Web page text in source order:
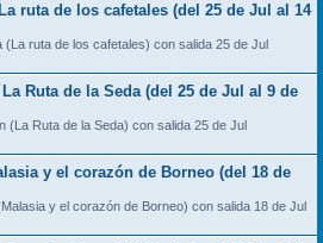
ruta de los cafetales (del 25 de Jul al 14
(La ruta de los cafetales) con salida 25 de Jul
Ruta de la Seda (del 25 de Jul al 9 de
(La Ruta de la Seda) con salida 25 de Jul
y el corazón de Borneo (del 18 de
y el corazón de Borneo) con salida 18 de Jul